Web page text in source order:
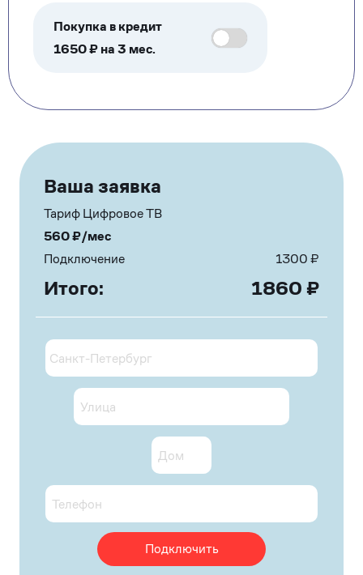
Покупка в кредит
1650 ₽ на 3 мес.
Ваша заявка
Тариф Цифровое ТВ
560₽/мес
Подключение
1300₽
Итого: 1860 ₽
Подключить